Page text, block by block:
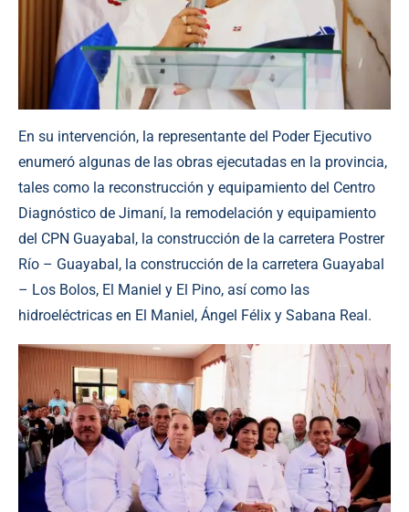
En su intervención, la representante del Poder Ejecutivo
enumeró algunas de las obras ejecutadas en la provincia,
tales como la reconstrucción y equipamiento del Centro
Diagnóstico de Jimaní, la remodelación y equipamiento
del CPN Guayabal, la construcción de la carretera Postrer
Río – Guayabal, la construcción de la carretera Guayabal
– Los Bolos, El Maniel y El Pino, así como las
hidroeléctricas en El Maniel, Ángel Félix y Sabana Real.